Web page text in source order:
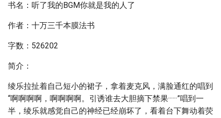
书名：听了我的BGM你就是我的人了
作者：十万三千本膜法书
字数：526202
简介：
绫乐拉扯着自己短小的裙子，拿着麦克风，满脸通红的唱到
“啊啊啊啊，啊啊啊啊。引诱谁去大胆摘下禁果······”唱到一
半，绫乐就感觉自己的神经已经崩坏了，看着台下舞动着荧